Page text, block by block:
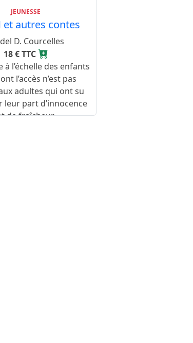
JEUNESSE
et autres contes
D. Courcelles
18 € TTC
à l’échelle des enfants
l’accès n’est pas
adultes qui ont su
leur part d’innocence
de fraîcheur.